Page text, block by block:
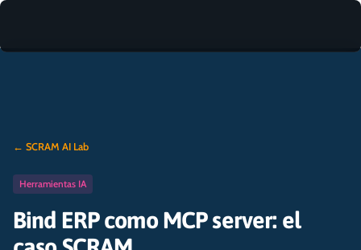
← SCRAM AI Lab
Herramientas IA
Bind ERP como MCP server: el